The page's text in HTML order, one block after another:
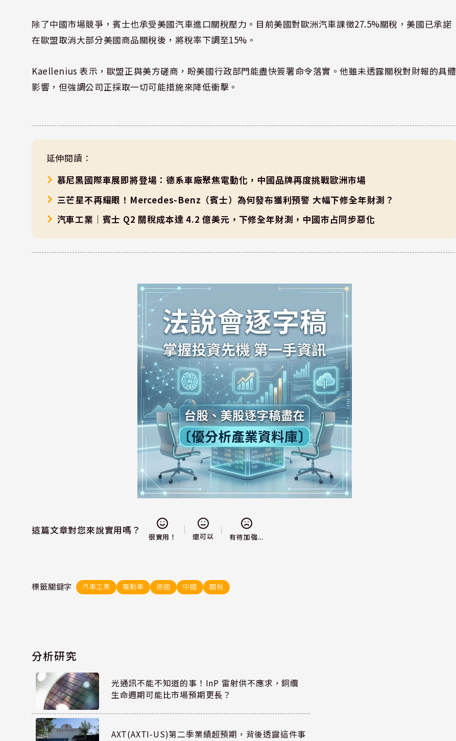
除了中國市場競爭，賓士也承受美國汽車進口關稅壓力。目前美國對歐洲汽車課徵27.5%關稅，美國已承諾
在歐盟取消大部分美國商品關稅後，將稅率下調至15%。
Kaellenius 表示，歐盟正與美方磋商，盼美國行政部門能盡快簽署命令落實。他雖未透露關稅對財報的具體
影響，但強調公司正採取一切可能措施來降低衝擊。
延伸閱讀：
慕尼黑國際車展即將登場：德系車廠聚焦電動化，中國品牌再度挑戰歐洲市場
三芒星不再耀眼！Mercedes-Benz（賓士）為何發布獲利預警 大幅下修全年財測？
汽車工業｜賓士 Q2 關稅成本達 4.2 億美元，下修全年財測，中國市占同步惡化
這篇文章對您來說實用嗎？
很實用！ 還可以 有待加強...
標籤關鍵字 汽車工業 電動車 德國 中國 關稅
分析研究
光通訊不能不知道的事！InP 雷射供不應求，銅纜
生命週期可能比市場預期更長？
AXT(AXTI-US)第二季業績超預期，背後透露這件事